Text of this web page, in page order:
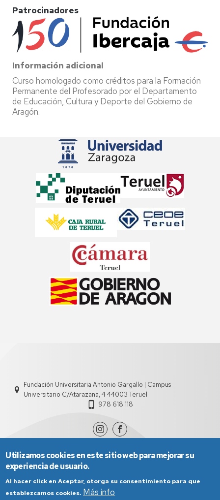
Patrocinadores
Información adicional
Curso homologado como créditos para la Formación
Permanente del Profesorado por el Departamento
de Educación, Cultura y Deporte del Gobierno de
Aragón.
Fundación Universitaria Antonio Gargallo | Campus
Universitario C/Atarazana, 4 44003 Teruel
978 618 118
Utilizamos cookies en este sitio web para mejorar su
experiencia de usuario.
Al hacer click en Aceptar, otorga su consentimiento para que
establezcamos cookies. Más info